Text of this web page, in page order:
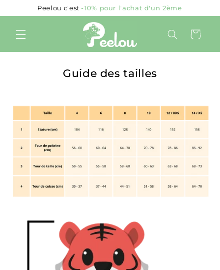
passer
contenu
Peelou c'est-10% pour l'achat d'un 2
Panier
Guide des tailles